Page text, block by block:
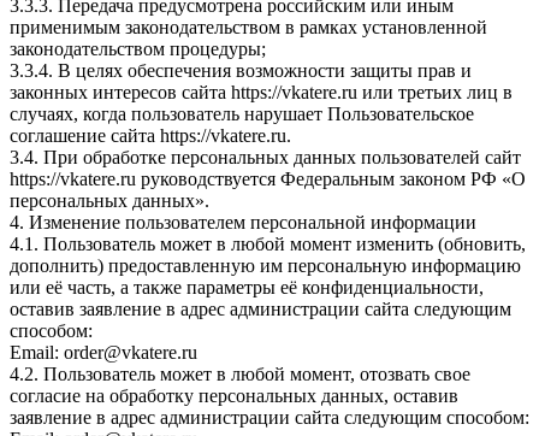
3.3.3. Передача предусмотрена российским или иным
применимым законодательством в рамках установленной
законодательством процедуры;
3.3.4. В целях обеспечения возможности защиты прав и
законных интересов сайта https://vkatere.ru или третьих лиц в
случаях, когда пользователь нарушает Пользовательское
соглашение сайта https://vkatere.ru.
3.4. При обработке персональных данных пользователей сайт
https://vkatere.ru руководствуется Федеральным законом РФ «О
персональных данных».
4. Изменение пользователем персональной информации
4.1. Пользователь может в любой момент изменить (обновить,
дополнить) предоставленную им персональную информацию
или её часть, а также параметры её конфиденциальности,
оставив заявление в адрес администрации сайта следующим
способом:
Email: order@vkatere.ru
4.2. Пользователь может в любой момент, отозвать свое
согласие на обработку персональных данных, оставив
заявление в адрес администрации сайта следующим способом: